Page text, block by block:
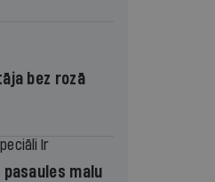
bez rozā
Ir
pasaules malu